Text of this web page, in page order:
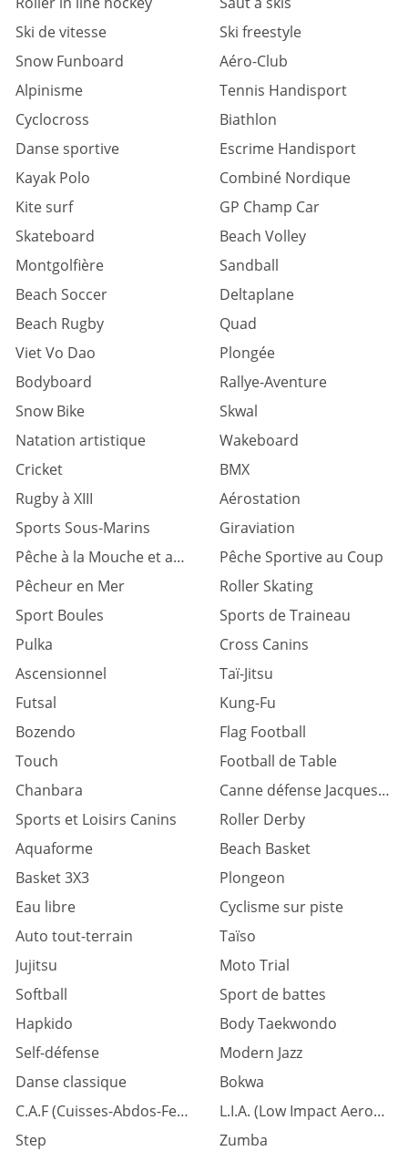
Ski de vitesse
Ski freestyle
Snow Funboard
Aéro-Club
Alpinisme
Tennis Handisport
Cyclocross
Biathlon
Danse sportive
Escrime Handisport
Kayak Polo
Combiné Nordique
Kite surf
GP Champ Car
Skateboard
Beach Volley
Montgolfière
Sandball
Beach Soccer
Deltaplane
Beach Rugby
Quad
Viet Vo Dao
Plongée
Bodyboard
Rallye-Aventure
Snow Bike
Skwal
Natation artistique
Wakeboard
Cricket
BMX
Rugby à XIII
Aérostation
Sports Sous-Marins
Giraviation
Pêche à la Mouche et au Lancer
Pêche Sportive au Coup
Pêcheur en Mer
Roller Skating
Sport Boules
Sports de Traineau
Pulka
Cross Canins
Ascensionnel
Taï-Jitsu
Futsal
Kung-Fu
Bozendo
Flag Football
Touch
Football de Table
Chanbara
Canne défense Jacques levinet
Sports et Loisirs Canins
Roller Derby
Aquaforme
Beach Basket
Basket 3X3
Plongeon
Eau libre
Cyclisme sur piste
Auto tout-terrain
Taïso
Jujitsu
Moto Trial
Softball
Sport de battes
Hapkido
Body Taekwondo
Self-défense
Modern Jazz
Danse classique
Bokwa
C.A.F (Cuisses-Abdos-Fessiers)
L.I.A. (Low Impact Aerobic)
Step
Zumba